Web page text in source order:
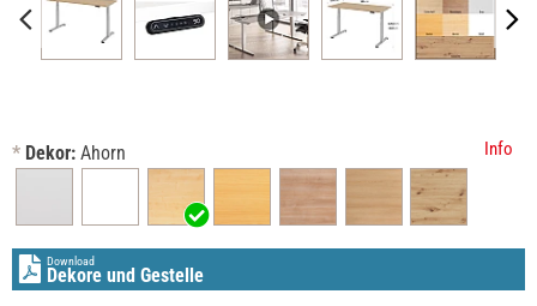
* Dekor: Ahorn Info
Download
Dekore und Gestelle